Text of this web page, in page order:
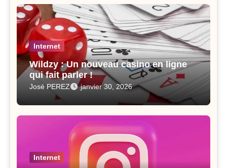
Internet
Wildzy : Un nouveau casino en ligne
qui fait parler !
José PEREZ janvier 30, 2026
Internet